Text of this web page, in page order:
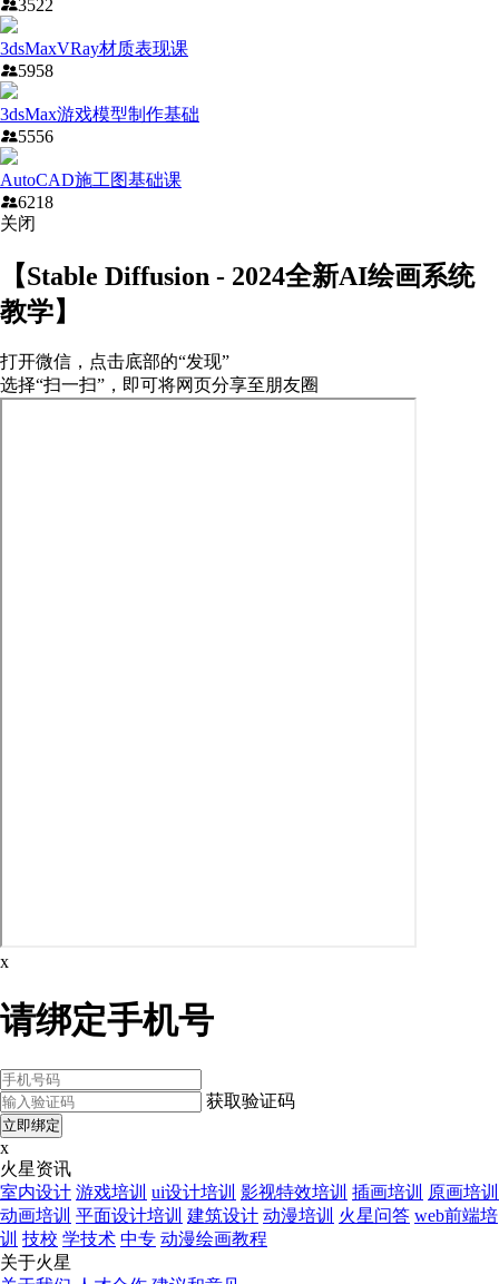
3522
3dsMaxVRay材质表现课
5958
3dsMax游戏模型制作基础
5556
AutoCAD施工图基础课
6218
关闭
【Stable Diffusion - 2024全新AI绘画系统
教学】
打开微信，点击底部的“发现”
选择“扫一扫”，即可将网页分享至朋友圈
x
请绑定手机号
获取验证码
x
火星资讯
室内设计 游戏培训 ui设计培训 影视特效培训 插画培训
原画培训
动画培训 平面设计培训 建筑设计 动漫培训 火星问答 web前端培
训 技校 学技术 中专 动漫绘画教程
关于火星